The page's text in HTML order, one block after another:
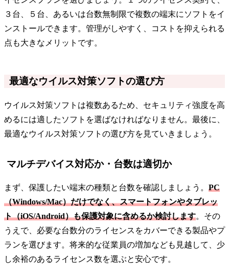
３台、５台、あるいは台数無制限で複数の端末にソフトをイ
ンストールできます。管理がしやすく、コストを抑えられる
点も大きなメリットです。
最適なウイルス対策ソフトの選び方
ウイルス対策ソフトは複数あるため、セキュリティ強度を高
めるには適したソフトを選ばなければなりません。最後に、
最適なウイルス対策ソフトの選び方を見ていきましょう。
マルチデバイス対応か・台数は適切か
まず、保護したい端末の種類と台数を確認しましょう。 PC
（Windows/Mac）だけでなく、スマートフォンやタブレッ
ト（iOS/Android）も保護対象に含めるか検討します。その
うえで、必要な台数分のライセンスをカバーできる製品やプ
ランを選びます。将来的な従業員の増加なども見越して、少
し余裕のあるライセンス数を選ぶと安心です。